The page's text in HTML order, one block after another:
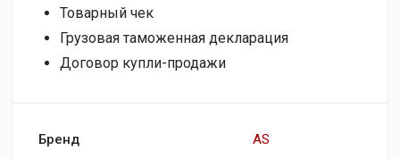
Товарный чек
Грузовая таможенная декларация
Договор купли-продажи
Бренд AS